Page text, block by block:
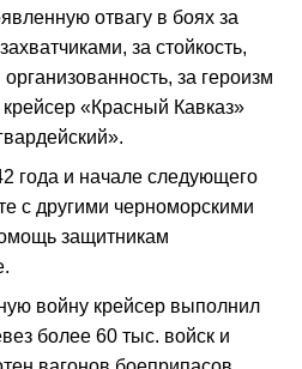
отвагу в боях за
за стойкость,
за героизм
«Красный Кавказ»
года и начале следующего
с другими черноморскими
защитникам
войну крейсер выполнил
более 60 тыс. войск и